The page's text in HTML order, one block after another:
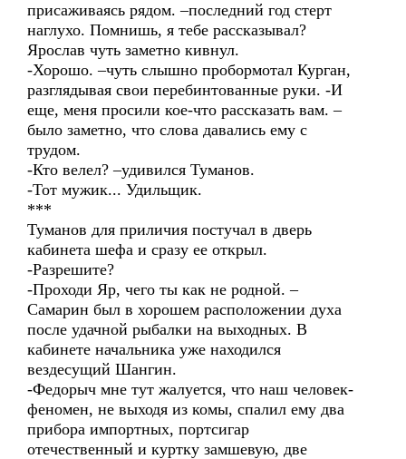
присаживаясь рядом. –последний год стерт
наглухо. Помнишь, я тебе рассказывал?
Ярослав чуть заметно кивнул.
-Хорошо. –чуть слышно пробормотал Курган,
разглядывая свои перебинтованные руки. -И
еще, меня просили кое-что рассказать вам. –
было заметно, что слова давались ему с
трудом.
-Кто велел? –удивился Туманов.
-Тот мужик... Удильщик.
***
Туманов для приличия постучал в дверь
кабинета шефа и сразу ее открыл.
-Разрешите?
-Проходи Яр, чего ты как не родной. –
Самарин был в хорошем расположении духа
после удачной рыбалки на выходных. В
кабинете начальника уже находился
вездесущий Шангин.
-Федорыч мне тут жалуется, что наш человек-
феномен, не выходя из комы, спалил ему два
прибора импортных, портсигар
отечественный и куртку замшевую, две